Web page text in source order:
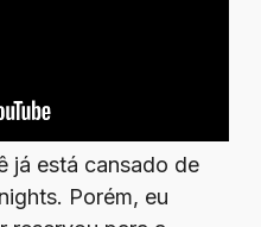
já está cansado de
Porém, eu